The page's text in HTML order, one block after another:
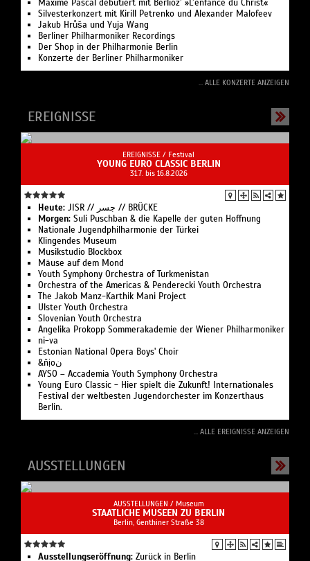
Marek Janowski dirigiert Bruckners Achte
Maxime Pascal debütiert mit Berlioz’ »L’enfance du Christ«
Silvesterkonzert mit Kirill Petrenko und Alexander Malofeev
Jakub Hrůša und Yuja Wang
Berliner Philharmoniker Recordings
Der Shop in der Philharmonie Berlin
Konzerte der Berliner Philharmoniker
EREIGNISSE /Festival
YOUNG EURO CLASSIC BERLIN
31.7. bis 16.8.2026
Heute:
JISR // جسر // BRÜCKE
Morgen: Suli Pusch­ban & die Ka­pelle der gu­ten Hoff­nung
Nationale Jugend­philharmonie der Türkei
Klingendes Museum
Musikstudio Blockbox
Mäuse auf dem Mond
Youth Symphony Orchestra of Turk­menistan
Or­ches­tra of the Ameri­cas & Pen­de­recki Youth Orchestra
The Jakob Manz-Karthik Mani Project
Ulster Youth Or­chestra
Slo­ve­ni­an Youth Orchestra
Angelika Pro­kopp Som­mer­akademie der Wiener Philharmoniker
ni-va
Estonian National Opera Boys' Choir
&ñịoن
AYSO – Accademia Youth Symphony Orchestra
Young Euro Classic - Hier spielt die Zukunft! Internationales
Festival der weltbesten Jugendorchester im Konzerthaus
Berlin.
AUSSTELLUNGEN /Museum
STAATLICHE MUSEEN ZU BERLIN
Berlin, Genthiner Straße 38